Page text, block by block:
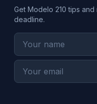
Get Modelo 210 tips
deadline.